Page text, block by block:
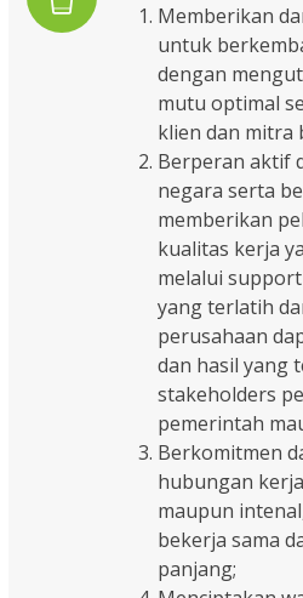
Memberikan
untuk
dengan
mutu optimal
klien dan mitra
Berperan aktif
negara serta
memberikan
kualitas kerja
melalui
yang terlatih
perusahaan
dan hasil yang
stakeholders
pemerintah
Berkomitmen
hubungan
maupun
bekerja sama
panjang;